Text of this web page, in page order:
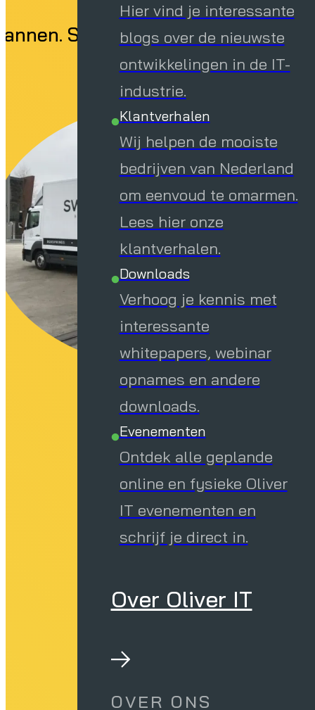
Hier vind je interessante
blogs over de nieuwste
ontwikkelingen in de IT-
industrie.
Klantverhalen
Wij helpen de mooiste
bedrijven van Nederland
om eenvoud te omarmen.
Lees hier onze
klantverhalen.
Downloads
Verhoog je kennis met
interessante
whitepapers, webinar
opnames en andere
downloads.
Evenementen
Ontdek alle geplande
online en fysieke Oliver
IT evenementen en
schrijf je direct in.
Over Oliver IT
OVER ONS
Swiss Sense bespaart 4 km